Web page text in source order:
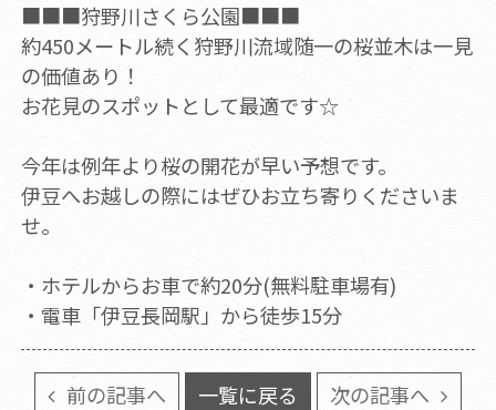
■■■狩野川さくら公園■■■
約450メートル続く狩野川流域随一の桜並木は一見
の価値あり！
お花見のスポットとして最適です☆
今年は例年より桜の開花が早い予想です。
伊豆へお越しの際にはぜひお立ち寄りくださいま
せ。
・ホテルからお車で約20分(無料駐車場有)
・電車「伊豆長岡駅」から徒歩15分
前の記事へ 一覧に戻る 次の記事へ